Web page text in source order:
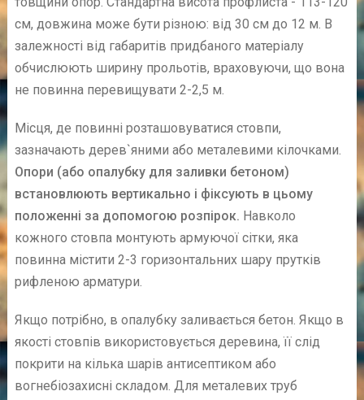
см, довжина може бути різною: від 30 см до 12 м. В
залежності від габаритів придбаного матеріалу
обчислюють ширину прольотів, враховуючи, що вона
не повинна перевищувати 2-2,5 м.
Місця, де повинні розташовуватися стовпи,
зазначають дерев`яними або металевими кілочками.
Опори (або опалубку для заливки бетоном)
встановлюють вертикально і фіксують в цьому
положенні за допомогою розпірок. Навколо
кожного стовпа монтують армуючої сітки, яка
повинна містити 2-3 горизонтальних шару прутків
рифленою арматури.
Якщо потрібно, в опалубку заливається бетон. Якщо в
якості стовпів використовується деревина, її слід
покрити на кілька шарів антисептиком або
вогнебіозахисні складом. Для металевих труб